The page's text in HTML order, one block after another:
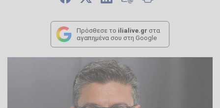
Πρόσθεσε το ilialive.gr στα
αγαπημένα σου στη Google